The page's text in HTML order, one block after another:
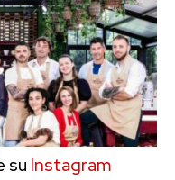
su Instagram